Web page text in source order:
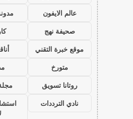
عالم الايفون
صحيفة نهج
موقع خبرة التقني
متورخ
روتانا تسويق
نادي الترددات